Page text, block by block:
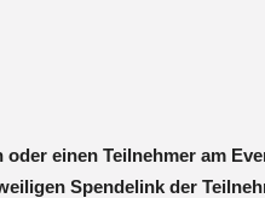
einen Teilnehmer am
Spendelink der